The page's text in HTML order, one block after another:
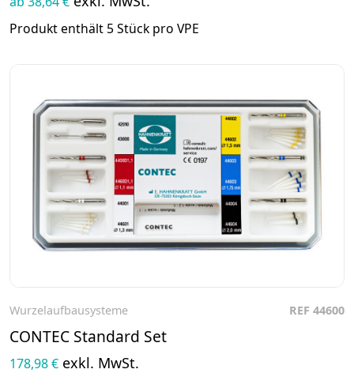
Produkt enthält 5 Stück pro VPE
Wurzelaufbausysteme REF 44600
CONTEC Standard Set
178,98 € exkl. MwSt.